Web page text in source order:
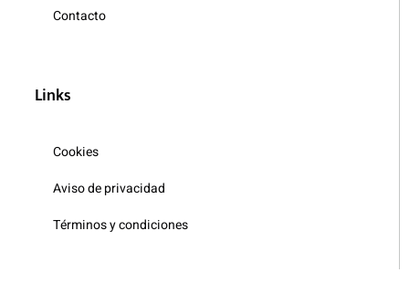
Contacto
Links
Cookies
Aviso de privacidad
Términos y condiciones